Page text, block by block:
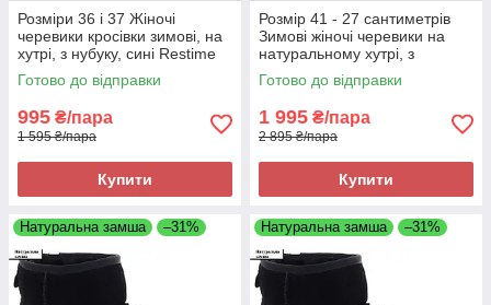
Розміри 36 і 37 Жіночі
черевики кросівки зимові, на
хутрі, з нубуку, сині Restime
18530
Готово до відправки
995 ₴/пара
1 595 ₴/пара
Купити
Розмір 41 - 27 сантиметрів
Зимові жіночі черевики на
натуральному хутрі, з
натуральної шкіри, чорні
Brave 8841
Готово до відправки
1 995 ₴/пара
2 895 ₴/пара
Купити
Натуральна замша –31% Натуральна замша –31%